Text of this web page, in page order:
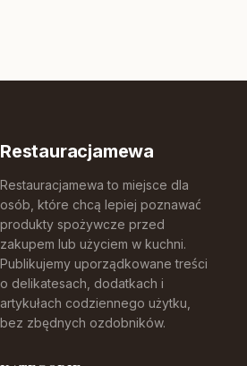
Restauracjamewa
Restauracjamewa to miejsce dla
osób, które chcą lepiej poznawać
produkty spożywcze przed
zakupem lub użyciem w kuchni.
Publikujemy uporządkowane treści
o delikatesach, dodatkach i
artykułach codziennego użytku,
bez zbędnych ozdobników.